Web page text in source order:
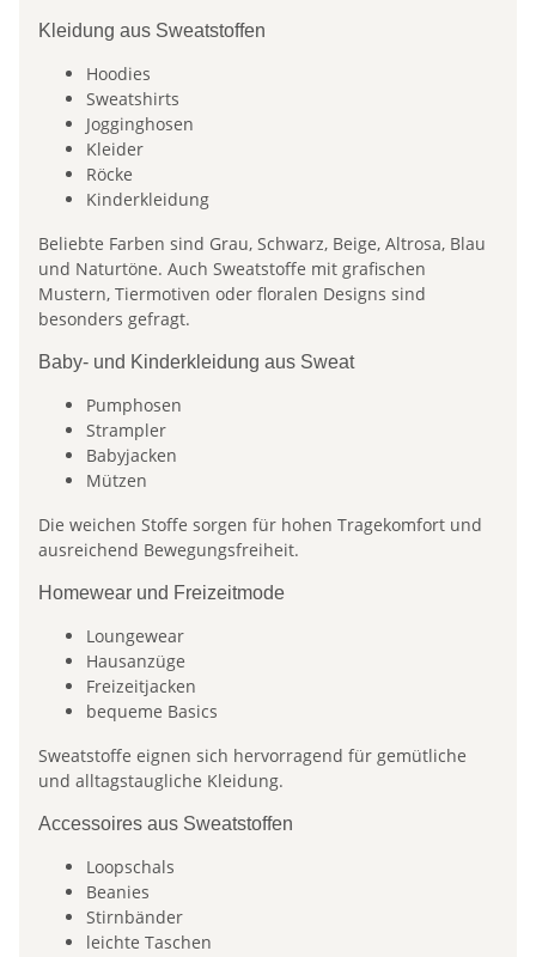
Kleidung aus Sweatstoffen
Hoodies
Sweatshirts
Jogginghosen
Kleider
Röcke
Kinderkleidung
Beliebte Farben sind Grau, Schwarz, Beige, Altrosa, Blau
und Naturtöne. Auch Sweatstoffe mit grafischen
Mustern, Tiermotiven oder floralen Designs sind
besonders gefragt.
Baby- und Kinderkleidung aus Sweat
Pumphosen
Strampler
Babyjacken
Mützen
Die weichen Stoffe sorgen für hohen Tragekomfort und
ausreichend Bewegungsfreiheit.
Homewear und Freizeitmode
Loungewear
Hausanzüge
Freizeitjacken
bequeme Basics
Sweatstoffe eignen sich hervorragend für gemütliche
und alltagstaugliche Kleidung.
Accessoires aus Sweatstoffen
Loopschals
Beanies
Stirnbänder
leichte Taschen